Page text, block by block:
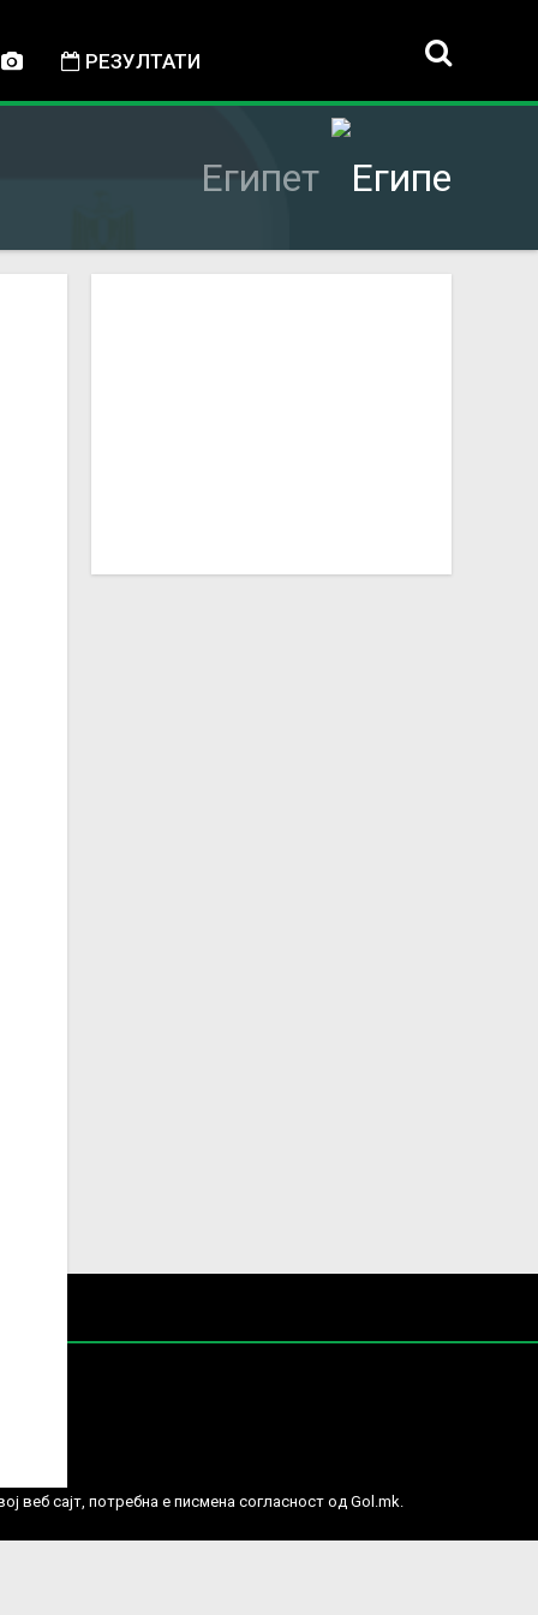
РЕЗУЛТАТИ
Египет
веб сајт, потребна е писмена согласност од Gol.mk.